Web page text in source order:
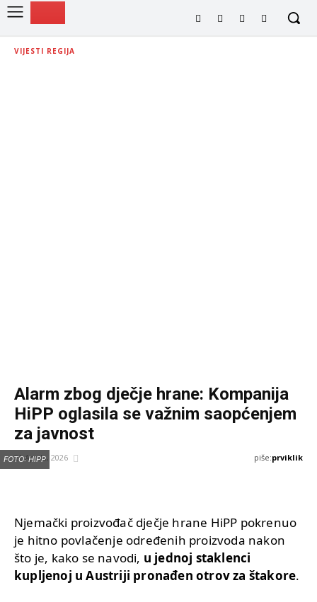
VIJESTI REGIJA
Alarm zbog dječje hrane: Kompanija
HiPP oglasila se važnim saopćenjem
za javnost
21 Aprila, 2026 piše:prviklik
FOTO: HIPP
Njemački proizvođač dječje hrane HiPP pokrenuo
je hitno povlačenje određenih proizvoda nakon
što je, kako se navodi, u jednoj staklenci
kupljenoj u Austriji pronađen otrov za štakore.